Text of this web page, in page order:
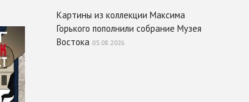
Картины из коллекции Максима
Горького пополнили собрание Музея
Востока 05.08.2026